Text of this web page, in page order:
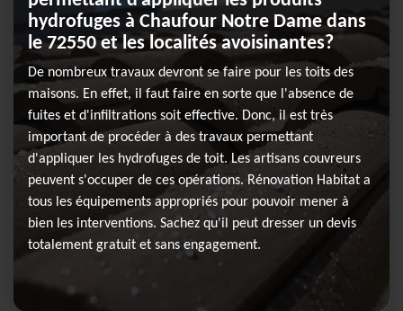
hydrofuges à Chaufour Notre Dame dans
le 72550 et les localités avoisinantes?
De nombreux travaux devront se faire pour les toits des
maisons. En effet, il faut faire en sorte que l'absence de
fuites et d'infiltrations soit effective. Donc, il est très
important de procéder à des travaux permettant
d'appliquer les hydrofuges de toit. Les artisans couvreurs
peuvent s'occuper de ces opérations. Rénovation Habitat a
tous les équipements appropriés pour pouvoir mener à
bien les interventions. Sachez qu'il peut dresser un devis
totalement gratuit et sans engagement.